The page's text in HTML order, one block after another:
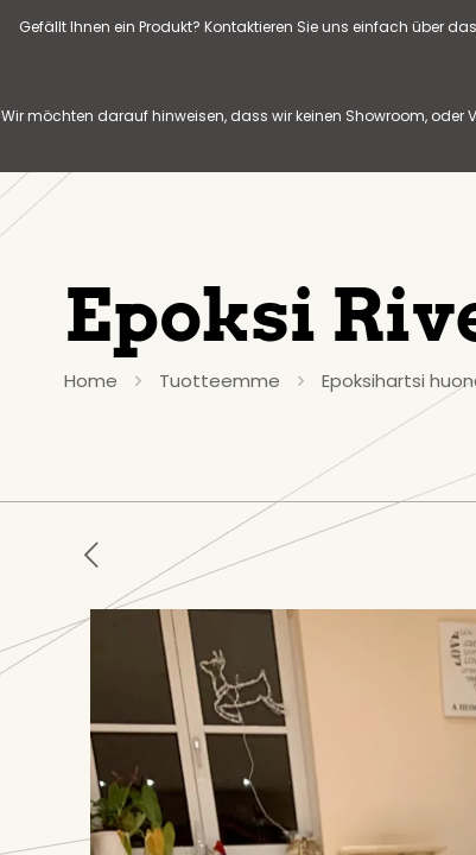
Gefällt Ihnen ein Produkt? Kontaktieren Sie uns einfach über
Wir möchten darauf hinweisen, dass wir keinen Showroom,
Epoksi
Home Tuotteemme Epoksihartsi